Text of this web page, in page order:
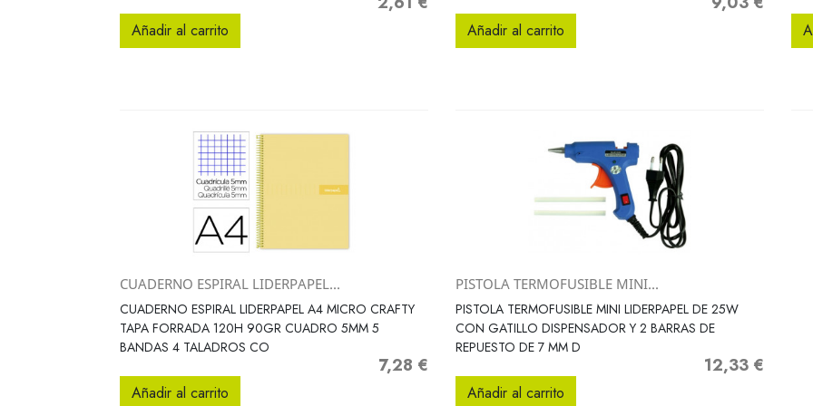
Añadir al carrito Añadir al carrito
Vista rápida
CUADERNO ESPIRAL LIDERPAPEL...
CUADERNO ESPIRAL LIDERPAPEL A4 MICRO CRAFTY
TAPA FORRADA 120H 90GR CUADRO 5MM 5
BANDAS 4 TALADROS CO
Precio
7,28 €
Añadir al carrito
 Vista rápida
PISTOLA TERMOFUSIBLE MINI...
PISTOLA TERMOFUSIBLE MINI LIDERPAPEL DE 25W
CON GATILLO DISPENSADOR Y 2 BARRAS DE
REPUESTO DE 7 MM D
Precio
12,33 €
Añadir al carrito